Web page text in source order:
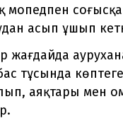
мопедпен
асып ұшып
аяқтары мен